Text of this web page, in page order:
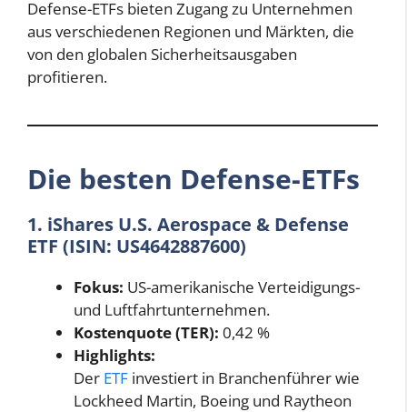
Defense-ETFs bieten Zugang zu Unternehmen
aus verschiedenen Regionen und Märkten, die
von den globalen Sicherheitsausgaben
profitieren.
Die besten Defense-ETFs
1. iShares U.S. Aerospace & Defense
ETF (ISIN: US4642887600)
Fokus: US-amerikanische Verteidigungs-
und Luftfahrtunternehmen.
Kostenquote (TER): 0,42 %
Highlights:
Der ETF investiert in Branchenführer wie
Lockheed Martin, Boeing und Raytheon